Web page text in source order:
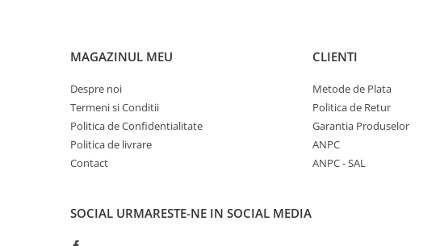
MAGAZINUL MEU
Despre noi
Termeni si Conditii
Politica de Confidentialitate
Politica de livrare
Contact
CLIENTI
Metode de Plata
Politica de Retur
Garantia Produselor
ANPC
ANPC - SAL
SOCIAL URMARESTE-NE IN SOCIAL MEDIA